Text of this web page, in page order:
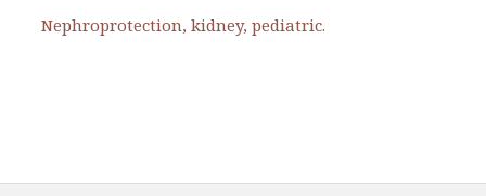
Nephroprotection, kidney, pediatric.